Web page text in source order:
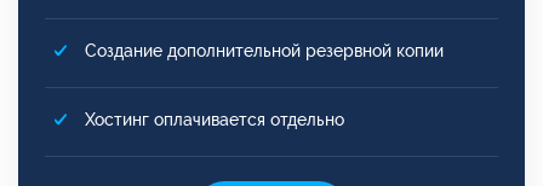
Создание дополнительной резервной копии
Хостинг оплачивается отдельно